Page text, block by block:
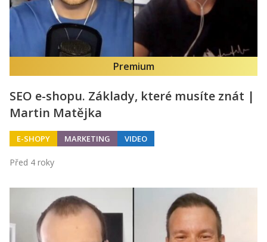
Premium
SEO e-shopu. Základy, které musíte znát |
Martin Matějka
E-SHOPY MARKETING VIDEO
Před 4 roky